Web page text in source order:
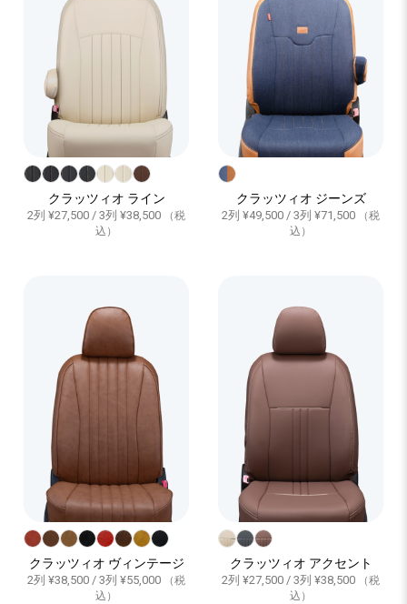
クラッツィオ ライン
2列 ¥27,500 / 3列 ¥38,500
（税
込）
クラッツィオ ジーンズ
2列 ¥49,500 / 3列 ¥71,500
（税
込）
クラッツィオ ヴィンテージ
2列 ¥38,500 / 3列 ¥55,000
（税
込）
クラッツィオ アクセント
2列 ¥27,500 / 3列 ¥38,500
（税
込）